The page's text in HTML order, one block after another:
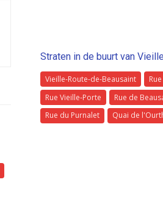
Straten in de buurt van
Vieille-Route-de-Beausaint
Rue Vieille-Porte
Rue de
Rue du Purnalet
Quai de